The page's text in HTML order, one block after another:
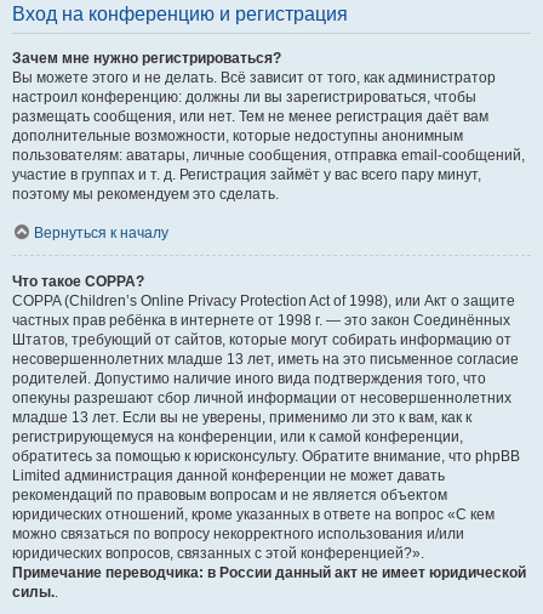
Вход на конференцию и регистрация
Зачем мне нужно регистрироваться?
Вы можете этого и не делать. Всё зависит от того, как администратор
настроил конференцию: должны ли вы зарегистрироваться, чтобы
размещать сообщения, или нет. Тем не менее регистрация даёт вам
дополнительные возможности, которые недоступны анонимным
пользователям: аватары, личные сообщения, отправка email-сообщений,
участие в группах и т. д. Регистрация займёт у вас всего пару минут,
поэтому мы рекомендуем это сделать.
Вернуться к началу
Что такое COPPA?
COPPA (Children’s Online Privacy Protection Act of 1998), или Акт о защите
частных прав ребёнка в интернете от 1998 г. — это закон Соединённых
Штатов, требующий от сайтов, которые могут собирать информацию от
несовершеннолетних младше 13 лет, иметь на это письменное согласие
родителей. Допустимо наличие иного вида подтверждения того, что
опекуны разрешают сбор личной информации от несовершеннолетних
младше 13 лет. Если вы не уверены, применимо ли это к вам, как к
регистрирующемуся на конференции, или к самой конференции,
обратитесь за помощью к юрисконсульту. Обратите внимание, что phpBB
Limited администрация данной конференции не может давать
рекомендаций по правовым вопросам и не является объектом
юридических отношений, кроме указанных в ответе на вопрос «С кем
можно связаться по вопросу некорректного использования и/или
юридических вопросов, связанных с этой конференцией?».
Примечание переводчика: в России данный акт не имеет юридической
силы..